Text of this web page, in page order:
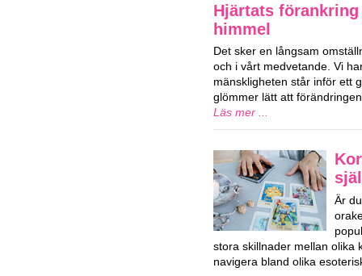
Hjärtats
himmel
Det sker en långsam
och i vårt medvetande. Vi
mänskligheten står inför ett
glömmer lätt att
Läs mer ...
Är
stora skillnader mellan olika
navigera bland olika